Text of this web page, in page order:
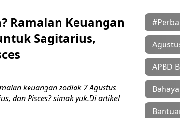
Ramalan Keuangan
Sagitarius,
keuangan zodiak 7 Agustus
dan Pisces? simak yuk.Di artikel
APBD